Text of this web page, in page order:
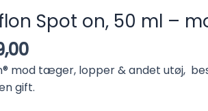
Spot on, 50 ml –
mod tæger, lopper & andet utøj,
gift.